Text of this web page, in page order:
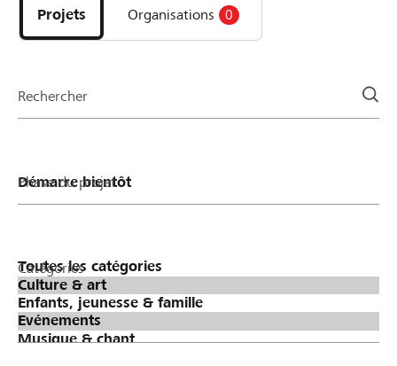
projets
et
la
Projets Organisations 0
Rechercher
Phase du projet
Catégories